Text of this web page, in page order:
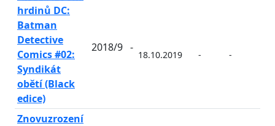
hrdinů DC:
Batman
Detective
Comics #02:
Syndikát
obětí (Black
edice)
2018/9 -
18.10.2019 - -
Znovuzrození